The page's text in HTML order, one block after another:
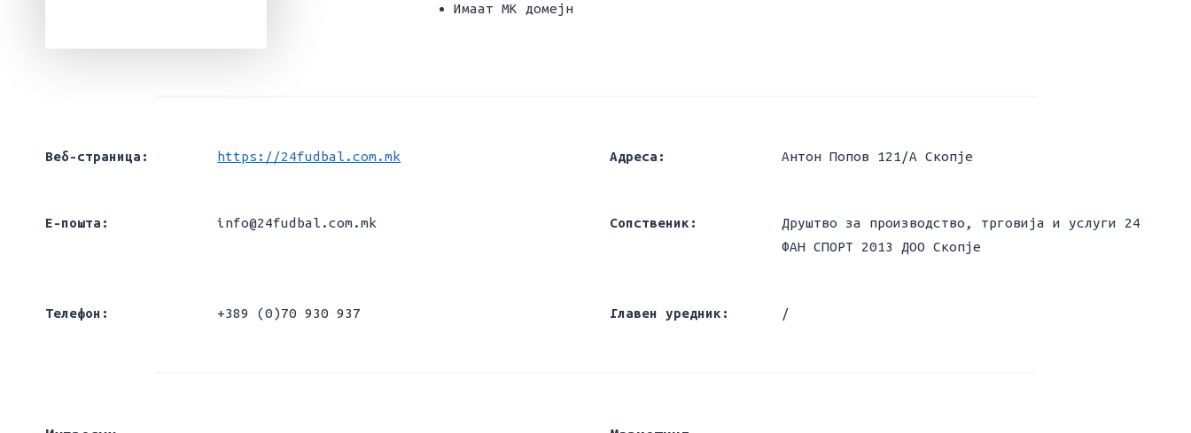
Имаат МК домејн
Веб-страница: https://24fudbal.com.mk Адреса: Антон Попов 121/А Скопје
Е-пошта: info@24fudbal.com.mk Сопственик:
Друштво за производство, трговија и услуги 24
ФАН СПОРТ 2013 ДОО Скопје
Телефон: +389 (0)70 930 937 Главен уредник: /